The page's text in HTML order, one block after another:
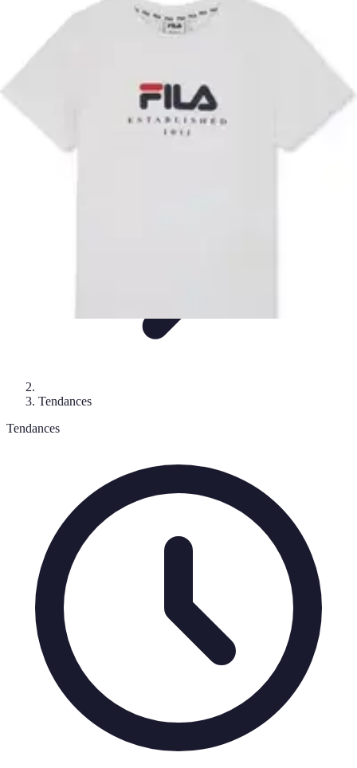
Mode Écoresponsable
Conseils d'Achat Comparatifs
Tendances
Tendances